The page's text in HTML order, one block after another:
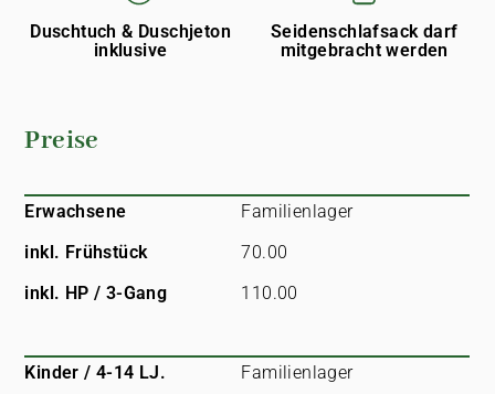
Duschtuch & Duschjeton
inklusive
Seidenschlafsack darf
mitgebracht werden
Preise
Erwachsene
Familienlager
inkl. Frühstück
70.00
inkl. HP / 3-Gang
110.00
Kinder / 4-14 LJ.
Familienlager